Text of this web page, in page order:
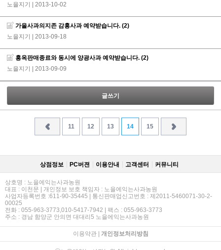
노을지기 | 2013-10-02
가을사과의지존 감홍사과 예약받습니다. (2)
노을지기 | 2013-09-18
홍옥판매종료와 동시에 양광사과 예약받습니다. (2)
노을지기 | 2013-09-09
글쓰기
11 12 13 14 15
상점정보 PC버젼 이용안내 고객센터 커뮤니티
상호명 : 노을에익는사과농원
대표 : 이천문 | 개인정보 보호 책임자 : 노을에익는사과농원
사업자등록번호 :611-90-35445 | 통신판매업신고번호 : 제2011-5460071-30-2-
00025
전화 : 055-963-3773,010-5417-7942 | 팩스 : 055-963-3773
주소 : 경남 함양군 안의면 대대리5 노을에익는사과농원
이용약관| 개인정보처리방침